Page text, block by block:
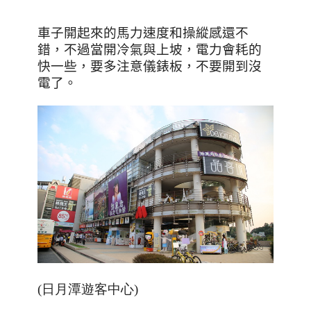
車子開起來的馬力速度和操縱感還不
錯，不過當開冷氣與上坡，電力會耗的
快一些，要多注意儀錶板，不要開到沒
電了。
(日月潭遊客中心)